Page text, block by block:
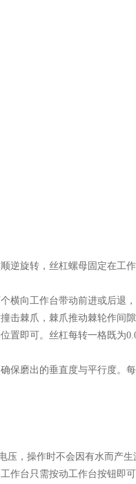
逆旋转，丝杠螺母固定在工
横向工作台带动前进或后退
击棘爪，棘爪推动棘轮作间
置即可。丝杠每转一格既为
保磨出的垂直度与平行度。
压，操作时不会因有水而产
作台只需按动工作台按钮即可